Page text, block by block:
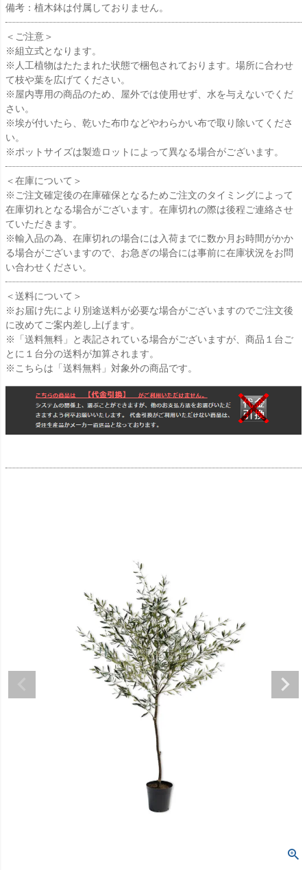
備考：植木鉢は付属しておりません。
＜ご注意＞
※組立式となります。
※人工植物はたたまれた状態で梱包されております。場所に合わせ
て枝や葉を広げてください。
※屋内専用の商品のため、屋外では使用せず、水を与えないでくだ
さい。
※埃が付いたら、乾いた布巾などやわらかい布で取り除いてくださ
い。
※ポットサイズは製造ロットによって異なる場合がございます。
＜在庫について＞
※ご注文確定後の在庫確保となるためご注文のタイミングによって
在庫切れとなる場合がございます。在庫切れの際は後程ご連絡させ
ていただきます。
※輸入品の為、在庫切れの場合には入荷までに数か月お時間がかか
る場合がございますので、お急ぎの場合には事前に在庫状況をお問
い合わせください。
＜送料について＞
※お届け先により別途送料が必要な場合がございますのでご注文後
に改めてご案内差し上げます。
※「送料無料」と表記されている場合がございますが、商品１台ご
とに１台分の送料が加算されます。
※こちらは「送料無料」対象外の商品です。